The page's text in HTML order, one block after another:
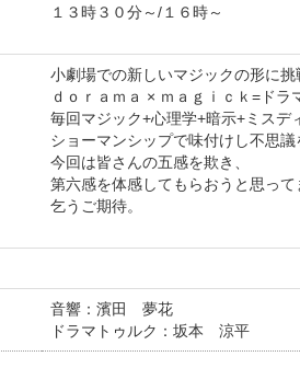
１３時３０分～/１６時～
小劇場での新しいマジックの形に挑
ｄｏｒａｍａ × ｍａｇｉｃｋ=ドラ
毎回マジック+心理学+暗示+ミスデ
ショーマンシップで味付けし不思議
今回は皆さんの五感を欺き、
第六感を体感してもらおうと思って
乞うご期待。
音響：濱田 夢花
ドラマトゥルク：坂本 涼平